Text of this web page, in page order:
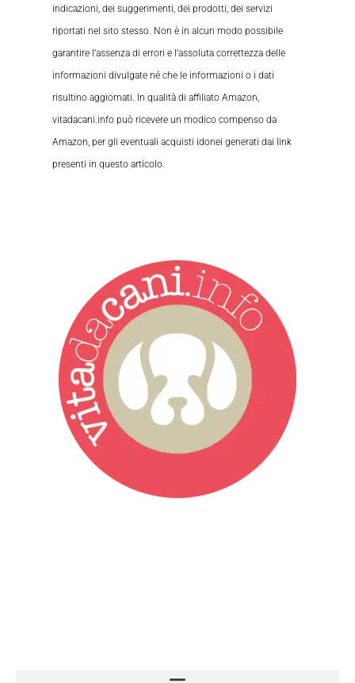
indicazioni, dei suggerimenti, dei prodotti, dei servizi
riportati nel sito stesso. Non è in alcun modo possibile
garantire l’assenza di errori e l’assoluta correttezza delle
informazioni divulgate né che le informazioni o i dati
risultino aggiornati. In qualità di affiliato Amazon,
vitadacani.info può ricevere un modico compenso da
Amazon, per gli eventuali acquisti idonei generati dai link
presenti in questo articolo.